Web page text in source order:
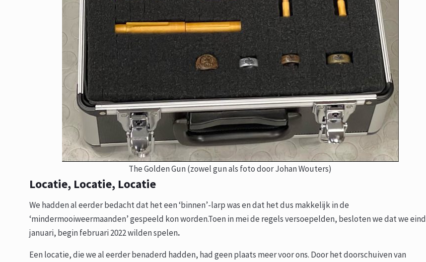
The Golden Gun (zowel gun als foto door Johan Wouters)
Locatie, Locatie, Locatie
We hadden al eerder bedacht dat het een ‘binnen’-larp was en dat het dus makkelijk in de
‘mindermooiweermaanden’ gespeeld kon worden.Toen in mei de regels versoepelden, besloten we dat we eind
januari, begin februari 2022 wilden spelen.
Een locatie, die we al eerder benaderd hadden, had geen plaats meer voor ons. Door het doorschuiven van